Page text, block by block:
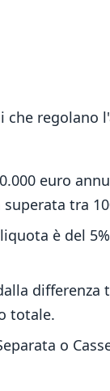
regolano
euro
tra
è del
differenza
totale.
o